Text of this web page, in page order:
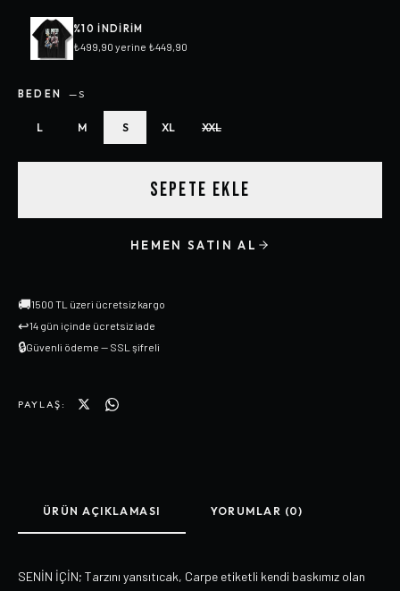
%10 INDIRIM
₺499,90 yerine ₺449,90
BEDEN —S
L M S XL XXL
SEPETE EKLE
HEMEN SATIN AL
🚚1500 TL üzeri ücretsiz kargo
↩14 gün içinde ücretsiz iade
🔒Güvenli ödeme — SSL şifreli
PAYLAŞ:
ÜRÜN AÇIKLAMASI YORUMLAR (0)
SENİN İÇİN; Tarzını yansıtıcak, Carpe etiketli kendi baskımız olan